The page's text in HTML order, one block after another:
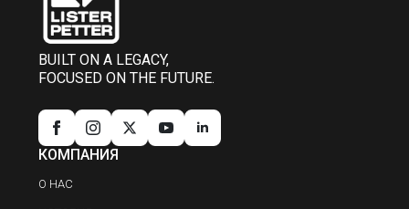
BUILT ON A LEGACY,
FOCUSED ON THE FUTURE.
КОМПАНИЯ
О НАС